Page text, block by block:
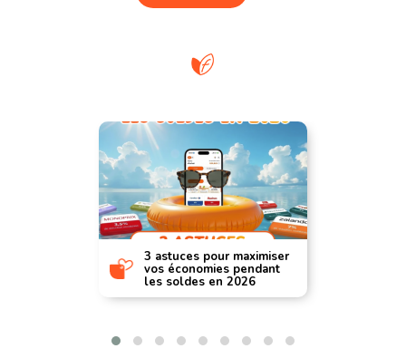
3 astuces pour maximiser
vos économies pendant
les soldes en 2026